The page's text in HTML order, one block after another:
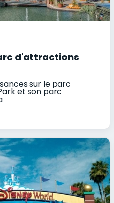
d'attractions
sur le parc
et son parc